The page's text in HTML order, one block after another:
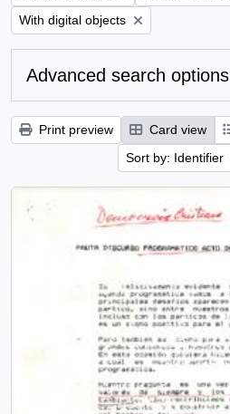
Remove filter:
With digital objects
Advanced search options
Print preview Card view
Sort by: Identifier